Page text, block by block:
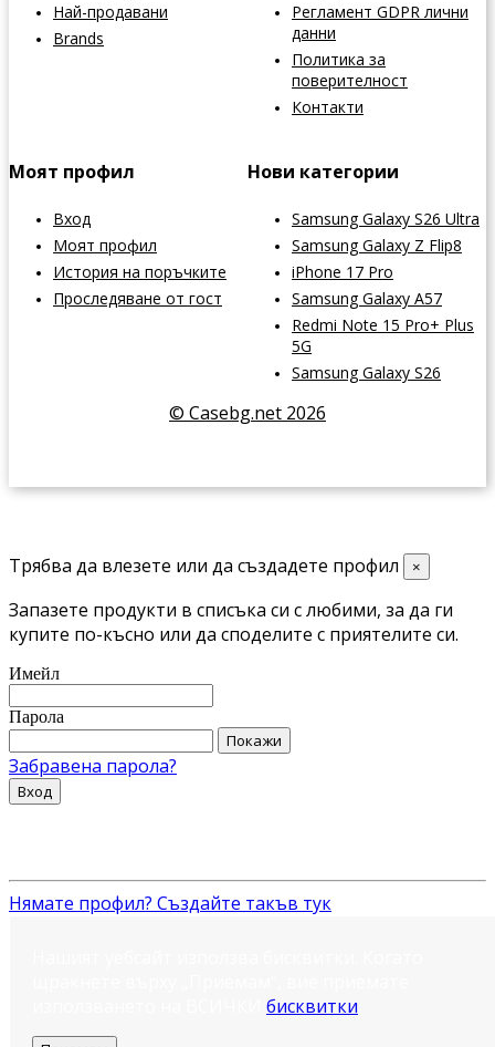
Най-продавани
Brands
Регламент GDPR лични
данни
Политика за
поверителност
Контакти
Моят профил
Вход
Моят профил
История на поръчките
Проследяване от гост
Нови категории
Samsung Galaxy S26 Ultra
Samsung Galaxy Z Flip8
iPhone 17 Pro
Samsung Galaxy A57
Redmi Note 15 Pro+ Plus
5G
Samsung Galaxy S26
© Casebg.net 2026
Трябва да влезете или да създадете профил ×
Запазете продукти в списъка си с любими, за да ги
купите по-късно или да споделите с приятелите си.
Имейл
Парола
Покажи
Забравена парола?
Вход
Нямате профил? Създайте такъв тук
бисквитки